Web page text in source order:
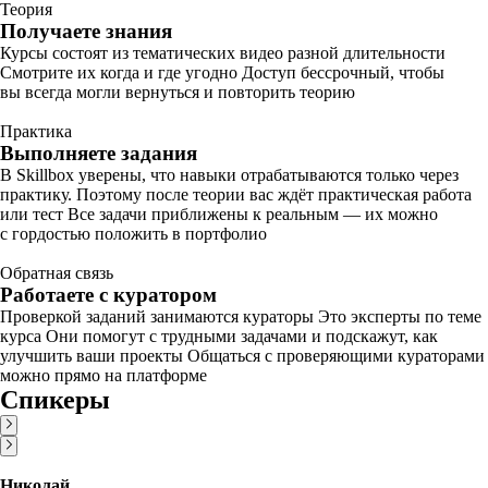
Теория
Получаете знания
Курсы состоят из тематических видео разной длительности
Смотрите их когда и где угодно Доступ бессрочный, чтобы
вы всегда могли вернуться и повторить теорию
Практика
Выполняете задания
В Skillbox уверены, что навыки отрабатываются только через
практику. Поэтому после теории вас ждёт практическая работа
или тест Все задачи приближены к реальным — их можно
с гордостью положить в портфолио
Обратная связь
Работаете с куратором
Проверкой заданий занимаются кураторы Это эксперты по теме
курса Они помогут с трудными задачами и подскажут, как
улучшить ваши проекты Общаться с проверяющими кураторами
можно прямо на платформе
Спикеры